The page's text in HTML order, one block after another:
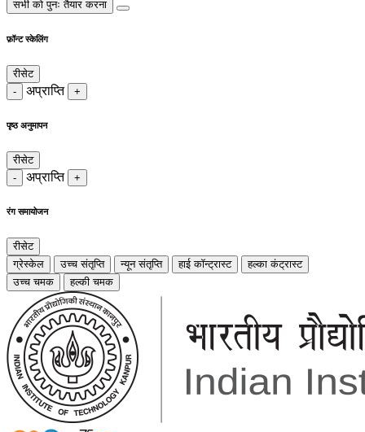
सभी को पुनः तैयार करना
फ़ॉन्ट स्केलिंग
रीसेट
-
अप्राप्ति +
पृष्ठ अनुमापन
रीसेट
-
अप्राप्ति +
रंग समायोजन
रीसेट
ग्रेस्केल
उच्च संतृप्ति न्यून संतृप्ति हाई कॉन्ट्रास्ट
हल्का कंट्रास्ट
उच्च चमक
हल्की चमक